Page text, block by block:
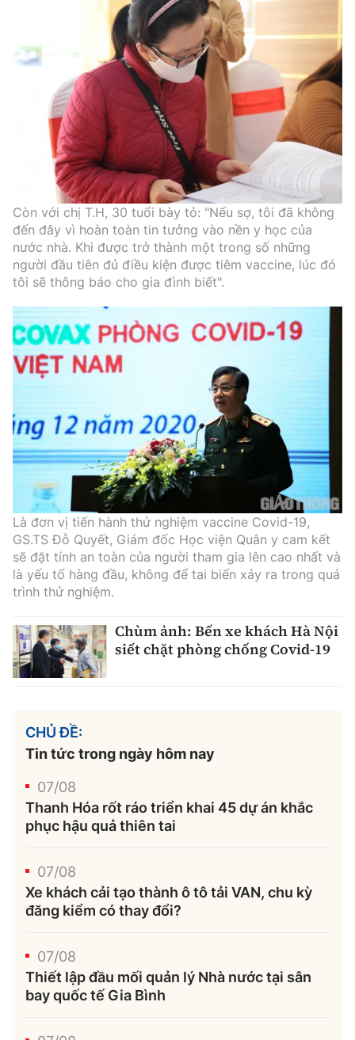
Còn với chị T.H, 30 tuổi bày tỏ: "Nếu sợ, tôi đã không
đến đây vì hoàn toàn tin tưởng vào nền y học của
nước nhà. Khi được trở thành một trong số những
người đầu tiên đủ điều kiện được tiêm vaccine, lúc đó
tôi sẽ thông báo cho gia đình biết".
Là đơn vị tiến hành thử nghiệm vaccine Covid-19,
GS.TS Đỗ Quyết, Giám đốc Học viện Quân y cam kết
sẽ đặt tính an toàn của người tham gia lên cao nhất và
là yếu tố hàng đầu, không để tai biến xảy ra trong quá
trình thử nghiệm.
Chùm ảnh: Bến xe khách Hà Nội
siết chặt phòng chống Covid-19
CHỦ ĐỀ:
Tin tức trong ngày hôm nay
07/08
Thanh Hóa rốt ráo triển khai 45 dự án khắc
phục hậu quả thiên tai
07/08
Xe khách cải tạo thành ô tô tải VAN, chu kỳ
đăng kiểm có thay đổi?
07/08
Thiết lập đầu mối quản lý Nhà nước tại sân
bay quốc tế Gia Bình